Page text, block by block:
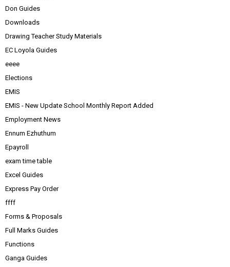
Don Guides
Downloads
Drawing Teacher Study Materials
EC Loyola Guides
eeee
Elections
EMIS
EMIS - New Update School Monthly Report Added
Employment News
Ennum Ezhuthum
Epayroll
exam time table
Excel Guides
Express Pay Order
ffff
Forms & Proposals
Full Marks Guides
Functions
Ganga Guides